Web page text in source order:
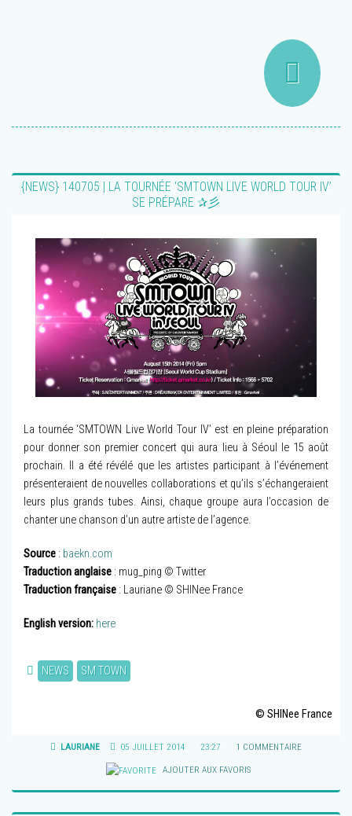
{NEWS} 140705 | LA TOURNÉE ‘SMTOWN LIVE WORLD TOUR IV’
SE PRÉPARE ✰彡
La tournée ‘SMTOWN Live World Tour IV’ est en pleine préparation
pour donner son premier concert qui aura lieu à Séoul le 15 août
prochain. Il a été révélé que les artistes participant à l’événement
présenteraient de nouvelles collaborations et qu’ils s’échangeraient
leurs plus grands tubes. Ainsi, chaque groupe aura l’occasion de
chanter une chanson d’un autre artiste de l’agence.
Source : baekn.com
Traduction anglaise : mug_ping © Twitter
Traduction française : Lauriane © SHINee France
English version: here
NEWS SM TOWN
© SHINee France
LAURIANE 05 JUILLET 2014 23:27 1 COMMENTAIRE
AJOUTER AUX FAVORIS